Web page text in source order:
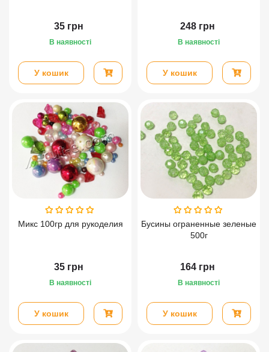
35 грн
В наявності
У кошик
248 грн
В наявності
У кошик
Микс 100гр для рукоделия
35 грн
В наявності
У кошик
Бусины ограненные зеленые
500г
164 грн
В наявності
У кошик